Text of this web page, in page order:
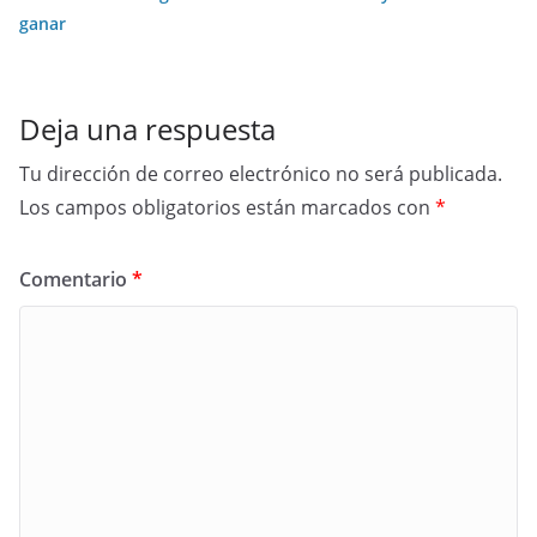
ganar
Deja una respuesta
Tu dirección de correo electrónico no será publicada.
Los campos obligatorios están marcados con *
Comentario *